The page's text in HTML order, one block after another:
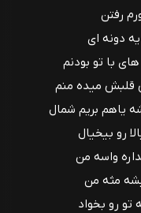
رفتن
دونه ای
با تو بودنم
قلبش میده منم
بریم شمال
رو بیخیال
واسه من
مثه من
رو بخواد